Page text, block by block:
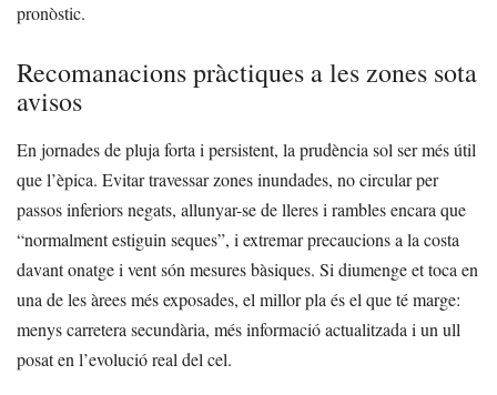
pronòstic.
Recomanacions pràctiques a les zones sota
avisos
En jornades de pluja forta i persistent, la prudència sol ser més útil
que l’èpica. Evitar travessar zones inundades, no circular per
passos inferiors negats, allunyar-se de lleres i rambles encara que
“normalment estiguin seques”, i extremar precaucions a la costa
davant onatge i vent són mesures bàsiques. Si diumenge et toca en
una de les àrees més exposades, el millor pla és el que té marge:
menys carretera secundària, més informació actualitzada i un ull
posat en l’evolució real del cel.